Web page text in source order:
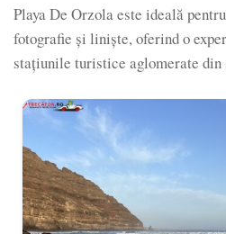
Playa De Orzola este ideală
fotografie și liniște, oferind o
stațiunile turistice aglomerate